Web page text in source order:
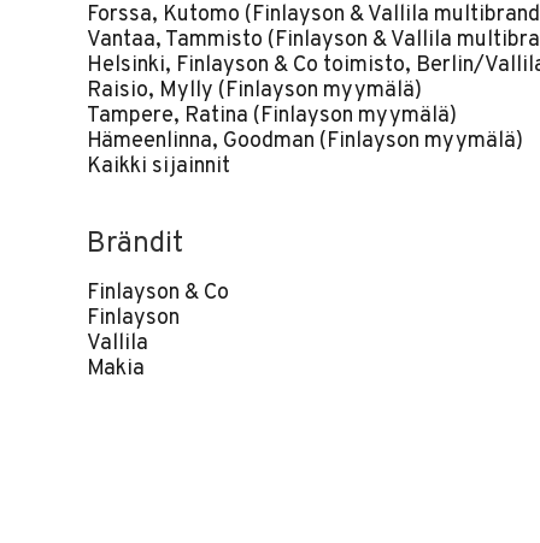
Forssa, Kutomo (Finlayson & Vallila
Vantaa, Tammisto (Finlayson & Vallila
Helsinki, Finlayson & Co toimisto, Berlin/
Raisio, Mylly (Finlayson myymälä)
Tampere, Ratina (Finlayson myymälä)
Hämeenlinna, Goodman (Finlayson myymälä)
Kaikki sijainnit
Brändit
Finlayson & Co
Finlayson
Vallila
Makia